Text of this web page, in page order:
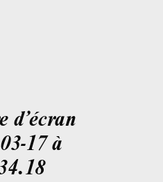
d’écran
17 à